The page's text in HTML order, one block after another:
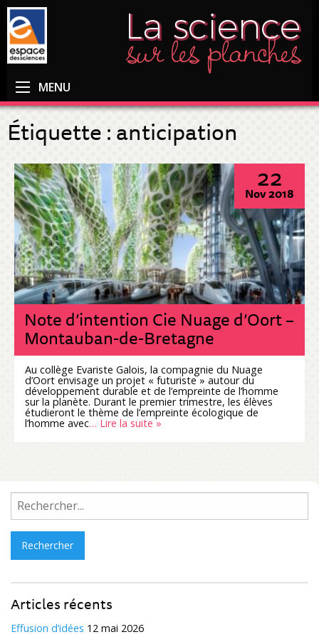
MENU
Étiquette :anticipation
22
Nov 2018
Note d’intention Cie Nuage d’Oort –
Montauban-de-Bretagne
Au collège Evariste Galois, la compagnie du Nuage
d’Oort envisage un projet « futuriste » autour du
développement durable et de l’empreinte de l’homme
sur la planète. Durant le premier trimestre, les élèves
étudieront le thème de l’empreinte écologique de
l’homme avec… Lire la suite »
Rechercher :
Articles récents
Effusion d’idées 12 mai 2026